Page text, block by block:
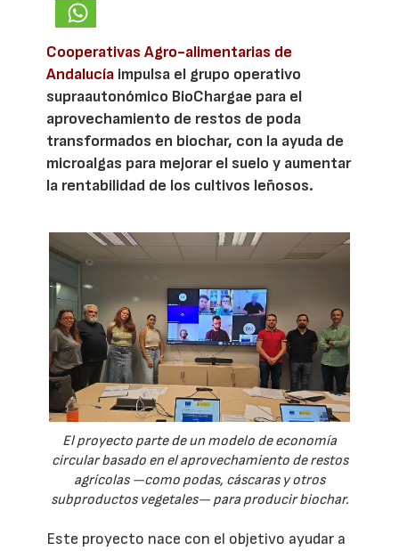
Cooperativas Agro-alimentarias de
Andalucía impulsa el grupo operativo
supraautonómico BioChargae para el
aprovechamiento de restos de poda
transformados en biochar, con la ayuda de
microalgas para mejorar el suelo y aumentar
la rentabilidad de los cultivos leñosos.
El proyecto parte de un modelo de economía
circular basado en el aprovechamiento de restos
agrícolas —como podas, cáscaras y otros
subproductos vegetales— para producir biochar.
Este proyecto nace con el objetivo ayudar a